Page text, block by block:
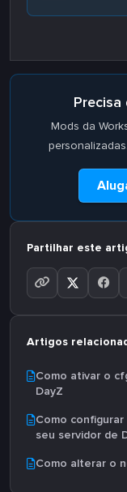
Precisa
Mods da
Partilhar este
Artigos
Como ativar o
DayZ
Como
seu servidor de
Como alterar o